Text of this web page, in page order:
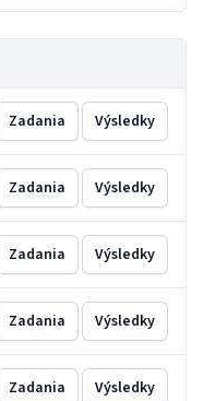
Zadania Výsledky
Zadania Výsledky
Zadania Výsledky
Zadania Výsledky
Zadania Výsledky